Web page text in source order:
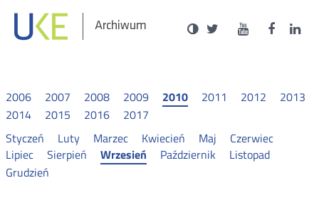
Archiwum Ustawienia
Wersja
Social
Media
UKE
Otwórz
UKE
OtwórzUKE
2006 2007 2008 2009 2010 2011 2012
2013
2014
2015 2016
2017
Styczeń
Luty Marzec Kwiecień Maj
Czerwiec
Lipiec
Sierpień Wrzesień Październik
Listopad
Grudzień